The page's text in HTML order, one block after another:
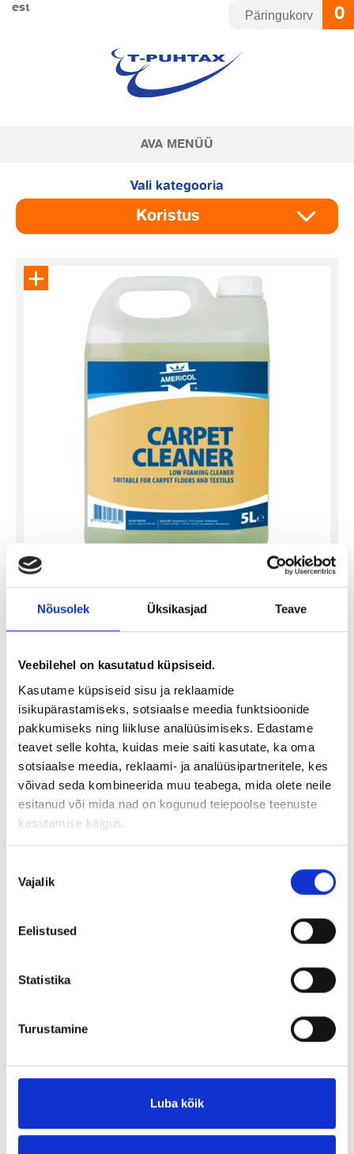
Nõusolek Üksikasjad Teave
Veebilehel on kasutatud küpsiseid.
Kasutame küpsiseid sisu ja reklaamide
isikupärastamiseks, sotsiaalse meedia funktsioonide
pakkumiseks ning liikluse analüüsimiseks. Edastame
teavet selle kohta, kuidas meie saiti kasutate, ka oma
sotsiaalse meedia, reklaami- ja analüüsipartneritele, kes
võivad seda kombineerida muu teabega, mida olete neile
esitanud või mida nad on kogunud teiepoolse teenuste
kasutamise käigus.
valik
Vajalik
Eelistused
Statistika
Turustamine
Luba kõik
Skipest
Päringukorv 0
AVA MENÜÜ
Vali kategooria
Koristus
Eemalda toode päringukorvist
CARPET CLEANER
5L, Vaipade puhastusvahend
Eemalda toode päringukorvist
SUPER CLEANER
Loe pikemalt